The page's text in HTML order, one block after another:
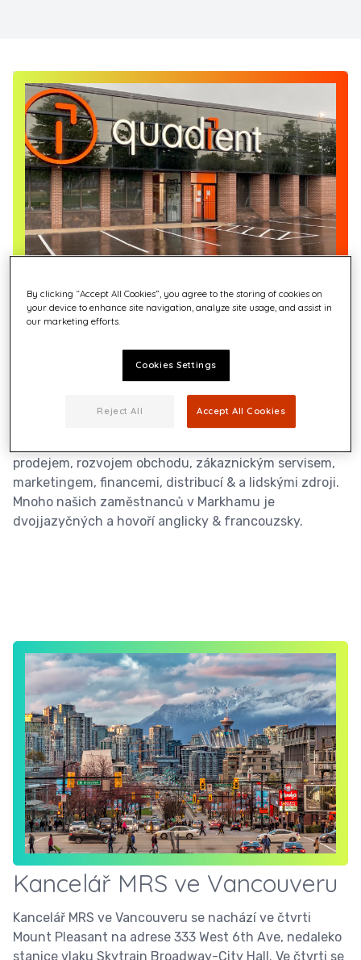
Markham
Kancelář v Markhamu se nachází v GTA na adrese 150
Steelcase Ave. West, který se nachází v blízkosti silnic
Hwy 7, Hwy 407 a Hwy 404. Ve čtvrti se nachází řada
restaurací, kaváren, finančních institucí a je dostupná
městskou hromadnou dopravou (Viva).
prodejem, rozvojem obchodu, zákaznickým servisem,
marketingem, financemi, distribucí & a lidskými zdroji.
Mnoho našich zaměstnanců v Markhamu je
dvojjazyčných a hovoří anglicky & francouzsky.
Kancelář MRS ve Vancouveru
Kancelář MRS ve Vancouveru se nachází ve čtvrti
Mount Pleasant na adrese 333 West 6th Ave, nedaleko
stanice vlaku Skytrain Broadway-City Hall. Ve čtvrti se
By clicking “Accept All Cookies”, you agree to the storing of cookies on
your device to enhance site navigation, analyze site usage, and assist in
our marketing efforts.
Cookies Settings
Reject All Accept All Cookies